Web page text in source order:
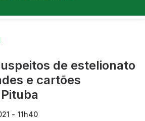
de estelionato
e cartões
- 11h40